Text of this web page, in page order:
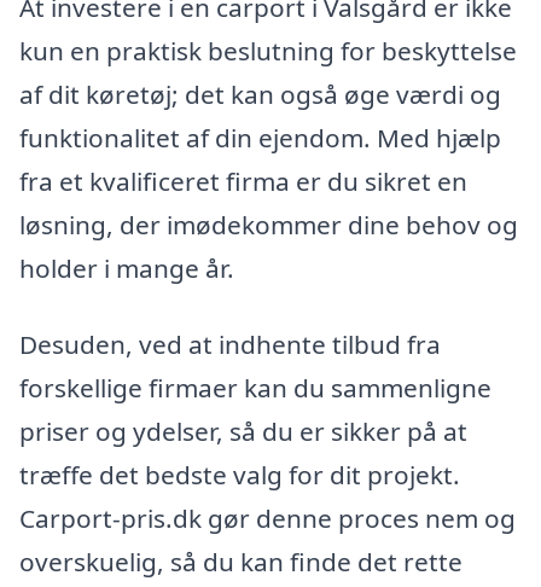
kun en praktisk beslutning for beskyttelse
af dit køretøj; det kan også øge værdi og
funktionalitet af din ejendom. Med hjælp
fra et kvalificeret firma er du sikret en
løsning, der imødekommer dine behov og
holder i mange år.
Desuden, ved at indhente tilbud fra
forskellige firmaer kan du sammenligne
priser og ydelser, så du er sikker på at
træffe det bedste valg for dit projekt.
Carport-pris.dk gør denne proces nem og
overskuelig, så du kan finde det rette